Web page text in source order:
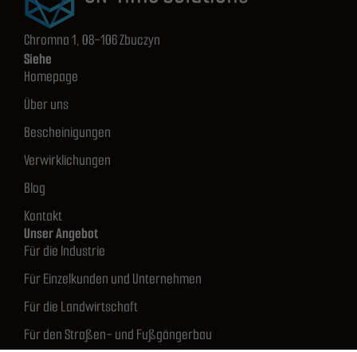
Chromna 1, 08-106 Zbuczyn
Siehe
Homepage
Über uns
Bescheinigungen
Verwirklichungen
Blog
Kontakt
Unser Angebot
Für die Industrie
Für Einzelkunden und Unternehmen
Für die Landwirtschaft
Für den Straßen- und Fußgängerbau